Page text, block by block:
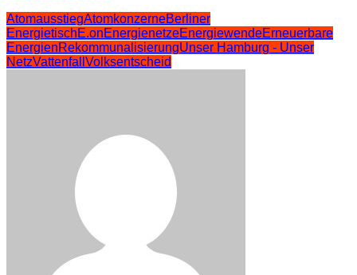
AtomausstiegAtomkonzerneBerliner
EnergietischE.onEnergienetzeEnergiewendeErneuerbare
EnergienRekommunalisierungUnser Hamburg - Unser
NetzVattenfall Volksentscheid